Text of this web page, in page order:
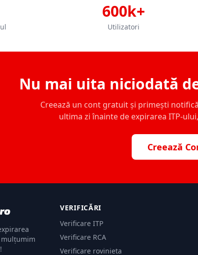
600k+
Utilizatori
Nu mai uita niciodată
Creează un cont gratuit și primești
ultima zi înainte de expirarea ITP-
Creează
VERIFICĂRI
Verificare ITP
Verificare RCA
Verificare rovinieta